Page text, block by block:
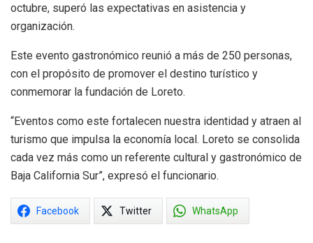
octubre, superó las expectativas en asistencia y
organización.
Este evento gastronómico reunió a más de 250 personas,
con el propósito de promover el destino turístico y
conmemorar la fundación de Loreto.
“Eventos como este fortalecen nuestra identidad y atraen al
turismo que impulsa la economía local. Loreto se consolida
cada vez más como un referente cultural y gastronómico de
Baja California Sur”, expresó el funcionario.
Facebook Twitter WhatsApp